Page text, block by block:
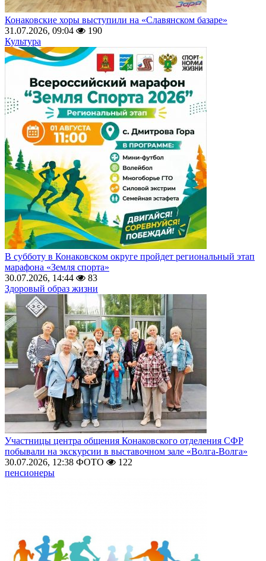
Конаковские хоры выступили на «Славянском базаре»
31.07.2026, 09:04
190
Культура
В субботу в Конаковском округе пройдет региональный этап
марафона «Земля спорта»
30.07.2026, 14:44
83
Здоровый образ жизни
Участницы центра общения Конаковского отделения СФР
побывали на экскурсии в выставочном зале «Волга-Волга»
30.07.2026, 12:38 ФОТО
122
пенсионеры